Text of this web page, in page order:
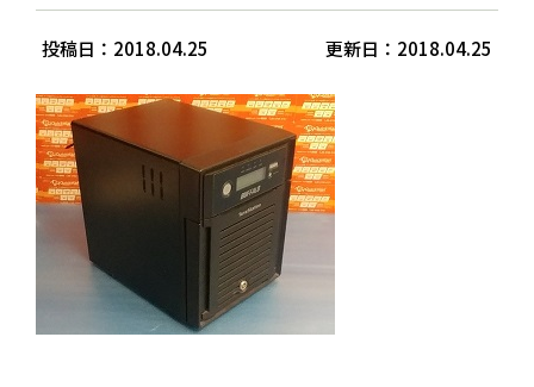
投稿日：2018.04.25 更新日：2018.04.25